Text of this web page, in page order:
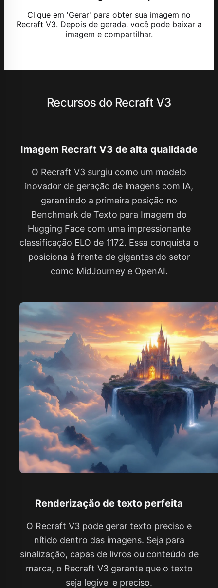
Clique em 'Gerar' para obter sua imagem no
Recraft V3. Depois de gerada, você pode baixar a
imagem e compartilhar.
Recursos do Recraft V3
Imagem Recraft V3 de alta qualidade
O Recraft V3 surgiu como um modelo
inovador de geração de imagens com IA,
garantindo a primeira posição no
Benchmark de Texto para Imagem do
Hugging Face com uma impressionante
classificação ELO de 1172. Essa conquista o
posiciona à frente de gigantes do setor
como MidJourney e OpenAI.
Renderização de texto perfeita
O Recraft V3 pode gerar texto preciso e
nítido dentro das imagens. Seja para
sinalização, capas de livros ou conteúdo de
marca, o Recraft V3 garante que o texto
seja legível e preciso.